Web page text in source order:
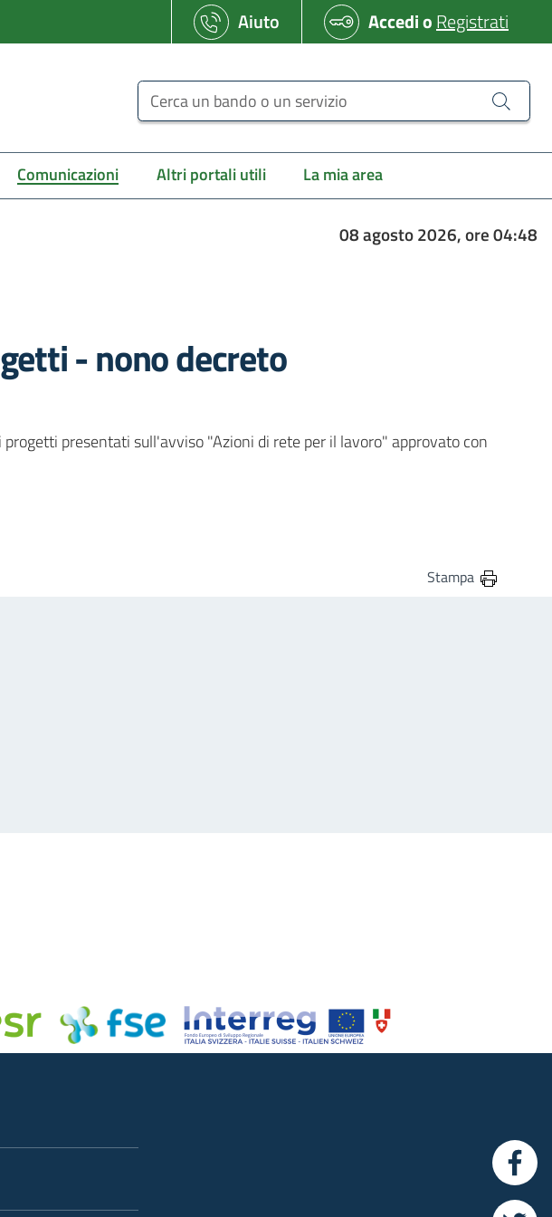
Aiuto AccedioRegistrati
Cerca un bando o un servizio
Comunicazioni Altri portali utili La mia area
08 agosto 2026, ore 04:48
- nono decreto
presentati sull'avviso "Azioni di rete per il lavoro" approvato con
Stampa